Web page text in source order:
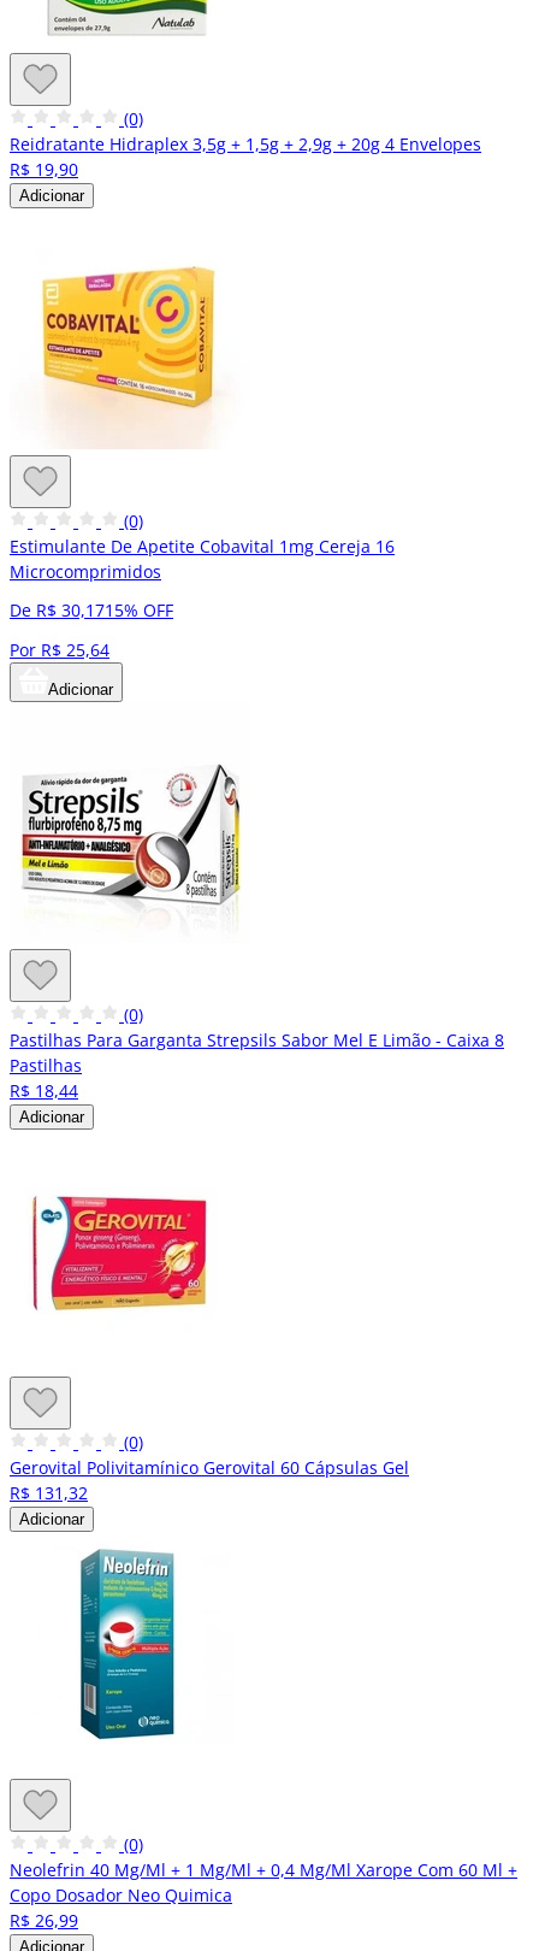
(0)
Reidratante Hidraplex 3,5g + 1,5g + 2,9g + 20g 4 Envelopes
R$ 19,90
Adicionar
(0)
Estimulante De Apetite Cobavital 1mg Cereja 16
Microcomprimidos
De R$ 30,1715% OFF
Por R$ 25,64
Adicionar
(0)
Pastilhas Para Garganta Strepsils Sabor Mel E Limão - Caixa 8
Pastilhas
R$ 18,44
Adicionar
(0)
Gerovital Polivitamínico Gerovital 60 Cápsulas Gel
R$ 131,32
Adicionar
(0)
Neolefrin 40 Mg/Ml + 1 Mg/Ml + 0,4 Mg/Ml Xarope Com 60 Ml +
Copo Dosador Neo Quimica
R$ 26,99
Adicionar